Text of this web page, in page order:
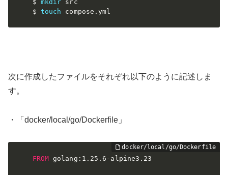
$ mkdir src
$ touch compose.yml
次に作成したファイルをそれぞれ以下のように記述しま
す。
・「docker/local/go/Dockerfile」
FROM golang:1.25.6-alpine3.23